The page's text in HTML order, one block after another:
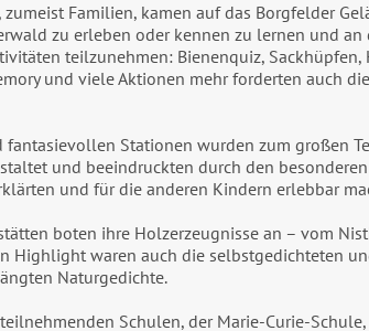
zumeist Familien, kamen auf das Borgfelder
zu erleben oder kennen zu lernen und an
teilzunehmen: Bienenquiz, Sackhüpfen,
und viele Aktionen mehr forderten auch
fantasievollen Stationen wurden zum großen
und beeindruckten durch den
und für die anderen Kindern erlebbar
boten ihre Holzerzeugnisse an – vom
Highlight waren auch die selbstgedichteten
Naturgedichte.
Schulen, der Marie-Curie-